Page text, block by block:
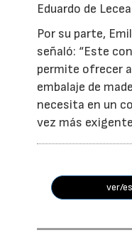
Eduardo de
Por su parte,
señaló: “Este
permite ofrecer
embalaje de
necesita en un
vez más
ver/